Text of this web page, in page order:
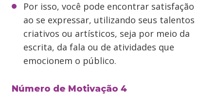
Por isso, você pode encontrar satisfação
ao se expressar, utilizando seus talentos
criativos ou artísticos, seja por meio da
escrita, da fala ou de atividades que
emocionem o público.
Número de Motivação 4